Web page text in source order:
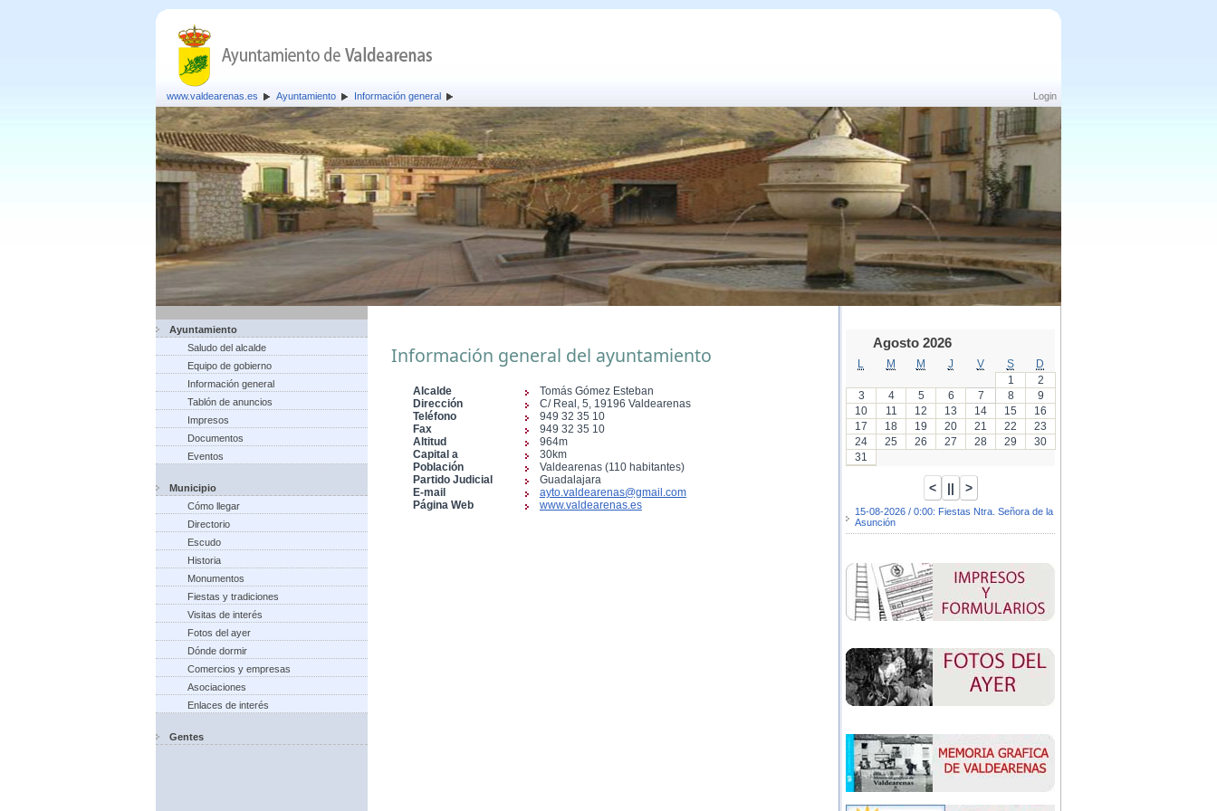
Login
www.valdearenas.es Ayuntamiento Información general
Ayuntamiento
Saludo del alcalde
Equipo de gobierno
Información general
Tablón de anuncios
Impresos
Documentos
Eventos
Municipio
Cómo llegar
Directorio
Escudo
Historia
Monumentos
Fiestas y tradiciones
Visitas de interés
Fotos del ayer
Dónde dormir
Comercios y empresas
Asociaciones
Enlaces de interés
Gentes
Información general del ayuntamiento
Alcalde
Tomás Gómez Esteban
Dirección
C/ Real, 5, 19196 Valdearenas
Teléfono
949 32 35 10
Fax
949 32 35 10
Altitud
964m
Capital a
30km
Población
Valdearenas (110 habitantes)
Partido Judicial
Guadalajara
E-mail
ayto.valdearenas@gmail.com
Página Web
www.valdearenas.es
Agosto 2026
M M J V S
D
1
2
3
4 5 6 7 8
9
10
11 12 13 14 15
16
17
18 19 20 21 22
23
24
25 26 27 28 29
30
31
15-08-2026 / 0:00: Fiestas Ntra. Señora de la
Asunción